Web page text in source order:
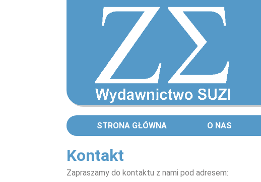
STRONA GŁÓWNA O NAS
Kontakt
Zapraszamy do kontaktu z nami pod adresem: